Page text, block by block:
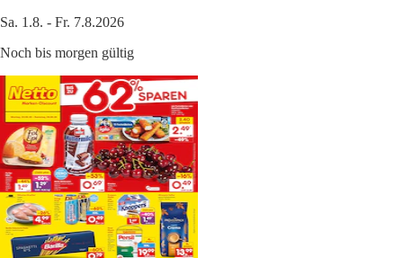
Sa. 1.8. - Fr. 7.8.2026
Noch bis morgen gültig